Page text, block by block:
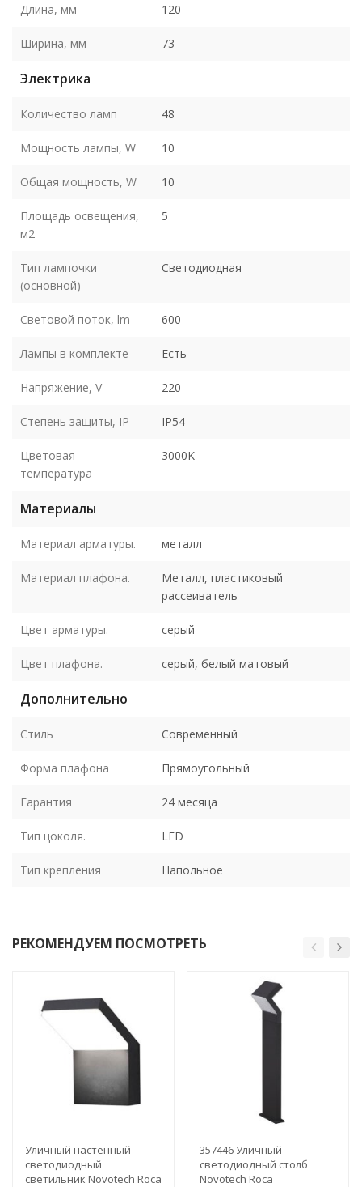
Длина, мм 120
Ширина, мм 73
Электрика
Количество ламп 48
Мощность лампы, W 10
Общая мощность, W 10
Площадь освещения,
м2
5
Тип лампочки
(основной)
Светодиодная
Световой поток, lm 600
Лампы в комплекте Есть
Напряжение, V 220
Степень защиты, IP IP54
Цветовая
температура
3000K
Материалы
Материал арматуры. металл
Материал плафона.
Металл, пластиковый
рассеиватель
Цвет арматуры. серый
Цвет плафона. серый, белый матовый
Дополнительно
Стиль Современный
Форма плафона Прямоугольный
Гарантия 24 месяца
Тип цоколя. LED
Тип крепления Напольное
РЕКОМЕНДУЕМ ПОСМОТРЕТЬ
Уличный настенный
светодиодный
светильник Novotech Roca
357446 Уличный
светодиодный столб
Novotech Roca